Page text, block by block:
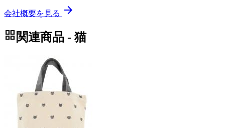
会社概要を見る arrow_forward
grid_view 関連商品 - 猫